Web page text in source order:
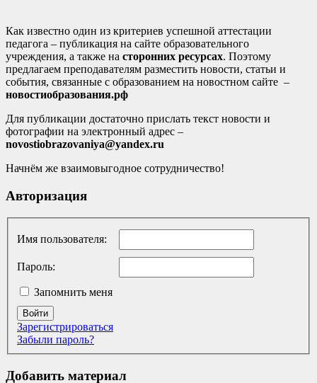
Как известно один из критериев успешной аттестации
педагога – публикация на сайте образовательного
учреждения, а также на сторонних ресурсах. Поэтому
предлагаем преподавателям разместить новости, статьи и
события, связанные с образованием на новостном сайте –
новостиобразования.рф
Для публикации достаточно прислать текст новости и
фотографии на электронный адрес –
novostiobrazovaniya@yandex.ru
Начнём же взаимовыгодное сотрудничество!
Авторизация
Имя пользователя:
Пароль:
Запомнить меня
Войти
Зарегистрироваться
Забыли пароль?
Добавить материал